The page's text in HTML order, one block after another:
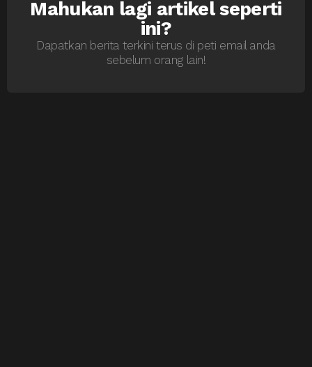
NEWSLETTER
Mahukan lagi artikel seperti
ini?
Dapatkan berita terkini terus di peti email anda
sebelum orang lain!